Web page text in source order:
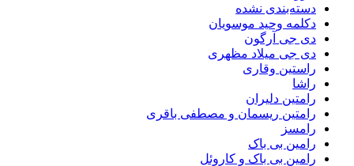
دسته‌بندی نشده
دکلمه وحید موسویان
دی جی آرگون
دی جی میلاد مظهری
راستین وقاری
راشا
رامتین دلیران
رامتین ریسمان و مصطفی باقری
رامسز
رامین بی باک
رامین بی باک و کاروئل